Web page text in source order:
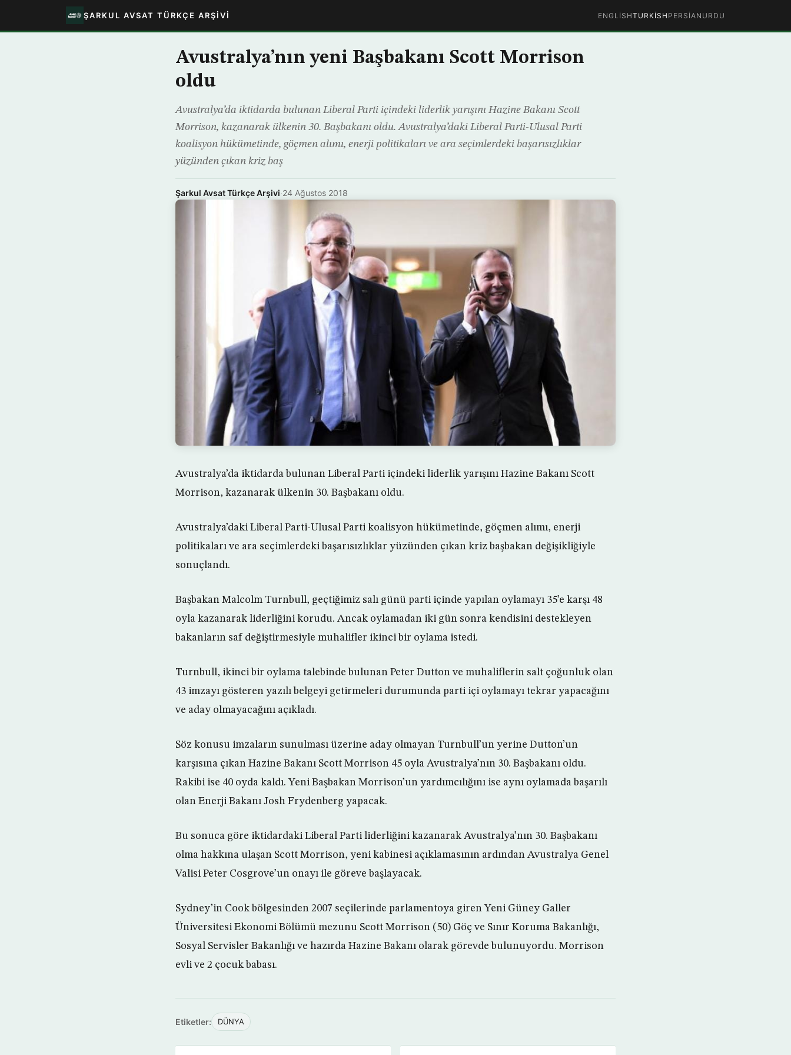
ŞARKUL AVSAT TÜRKÇE ARŞIVI ENGLISHTURKISH PERSIAN URDU
Avustralya’nın yeni Başbakanı Scott Morrison
oldu
Avustralya’da iktidarda bulunan Liberal Parti içindeki liderlik yarışını Hazine Bakanı Scott
Morrison, kazanarak ülkenin 30. Başbakanı oldu. Avustralya’daki Liberal Parti-Ulusal Parti
koalisyon hükümetinde, göçmen alımı, enerji politikaları ve ara seçimlerdeki başarısızlıklar
yüzünden çıkan kriz baş
Şarkul Avsat Türkçe Arşivi·24 Ağustos 2018
Avustralya’da iktidarda bulunan Liberal Parti içindeki liderlik yarışını Hazine Bakanı Scott
Morrison, kazanarak ülkenin 30. Başbakanı oldu.
Avustralya’daki Liberal Parti-Ulusal Parti koalisyon hükümetinde, göçmen alımı, enerji
politikaları ve ara seçimlerdeki başarısızlıklar yüzünden çıkan kriz başbakan değişikliğiyle
sonuçlandı.
Başbakan Malcolm Turnbull, geçtiğimiz salı günü parti içinde yapılan oylamayı 35’e karşı 48
oyla kazanarak liderliğini korudu. Ancak oylamadan iki gün sonra kendisini destekleyen
bakanların saf değiştirmesiyle muhalifler ikinci bir oylama istedi.
Turnbull, ikinci bir oylama talebinde bulunan Peter Dutton ve muhaliflerin salt çoğunluk olan
43 imzayı gösteren yazılı belgeyi getirmeleri durumunda parti içi oylamayı tekrar yapacağını
ve aday olmayacağını açıkladı.
Söz konusu imzaların sunulması üzerine aday olmayan Turnbull’un yerine Dutton’un
karşısına çıkan Hazine Bakanı Scott Morrison 45 oyla Avustralya’nın 30. Başbakanı oldu.
Rakibi ise 40 oyda kaldı. Yeni Başbakan Morrison’un yardımcılığını ise aynı oylamada başarılı
olan Enerji Bakanı Josh Frydenberg yapacak.
Bu sonuca göre iktidardaki Liberal Parti liderliğini kazanarak Avustralya’nın 30. Başbakanı
olma hakkına ulaşan Scott Morrison, yeni kabinesi açıklamasının ardından Avustralya Genel
Valisi Peter Cosgrove’un onayı ile göreve başlayacak.
Sydney’in Cook bölgesinden 2007 seçilerinde parlamentoya giren Yeni Güney Galler
Üniversitesi Ekonomi Bölümü mezunu Scott Morrison (50) Göç ve Sınır Koruma Bakanlığı,
Sosyal Servisler Bakanlığı ve hazırda Hazine Bakanı olarak görevde bulunuyordu. Morrison
evli ve 2 çocuk babası.
Etiketler: DÜNYA